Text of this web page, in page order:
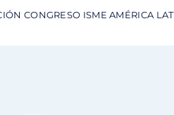
CONGRESO ISME AMÉRICA